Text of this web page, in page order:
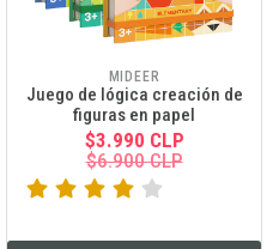
MIDEER
Juego de lógica creación de
figuras en papel
$3.990 CLP
$6.900 CLP